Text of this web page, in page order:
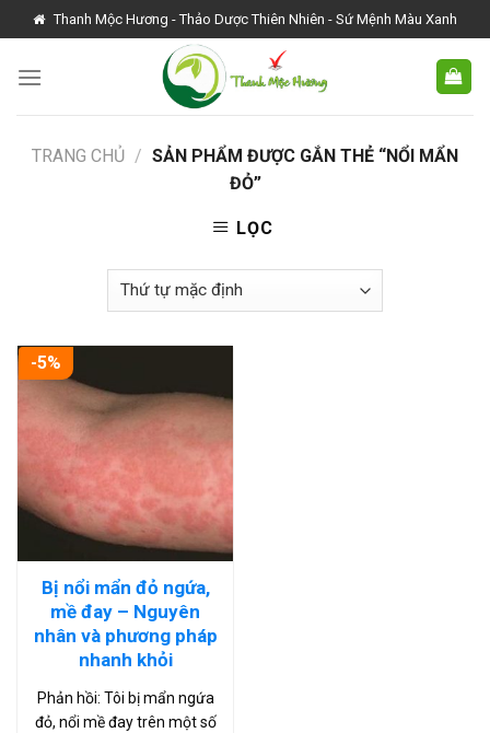
Skip
to
content
Thanh Mộc Hương - Thảo Dược Thiên Nhiên - Sứ Mệnh Màu Xanh
TRANG CHỦ / SẢN PHẨM ĐƯỢC GẮN THẺ “NỔI MẨN
ĐỎ”
LỌC
-5%
Bị nổi mẩn đỏ ngứa,
mề đay – Nguyên
nhân và phương pháp
nhanh khỏi
Phản hồi: Tôi bị mẩn ngứa
đỏ, nổi mề đay trên một số